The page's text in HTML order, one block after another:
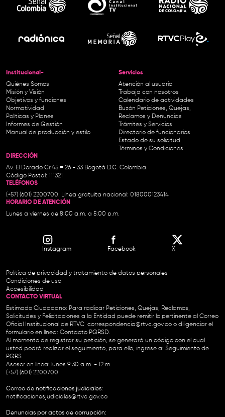
Institucional-
Quiénes Somos
Misión y Visión
Objetivos y funciones
Normatividad
Políticas y Planes
Informes de Gestión
Manual de producción y estilo
Servicios
Atención al usuario
Trabaja con nosotros
Calendario de actividades
Buzón Peticiones, Quejas,
Reclamos y Denuncias
Trámites y Servicios
Directorio de funcionarios
Estado de su solicitud
Términos y Condiciones
DIRECCIÓN
Av. El Dorado Cr.45 # 26 - 33 Bogotá D.C. Colombia.
Código Postal: 111321
TELÉFONOS
(+57) (601) 2200700. Línea gratuita nacional: 018000123414
HORARIO DE ATENCIÓN
Lunes a viernes de 8:00 a.m. a 5:00 p.m.
Instagram Facebook X
Política de privacidad y tratamiento de datos personales
Condiciones de uso
Accesibilidad
CONTACTO VIRTUAL
Estimado Ciudadano: Para radicar Peticiones, Quejas, Reclamos,
Solicitudes y Felicitaciones a la Entidad puede remitir lo pertinente al Correo
Oficial Institucional de RTVC correspondencia@rtvc.gov.co o diligenciar el
formulario en línea: Contacto PQRSD.
Al momento de registrar su petición, se generará un código con el cual
usted podrá realizar el seguimiento, para ello, ingrese a: Seguimiento de
PQRS
Asesor en línea: lunes 9:30 a.m. - 12 m.
(+57) (601) 2200700
Correo de notificaciones judiciales:
notificacionesjudiciales@rtvc.gov.co
Denuncias por actos de corrupción: